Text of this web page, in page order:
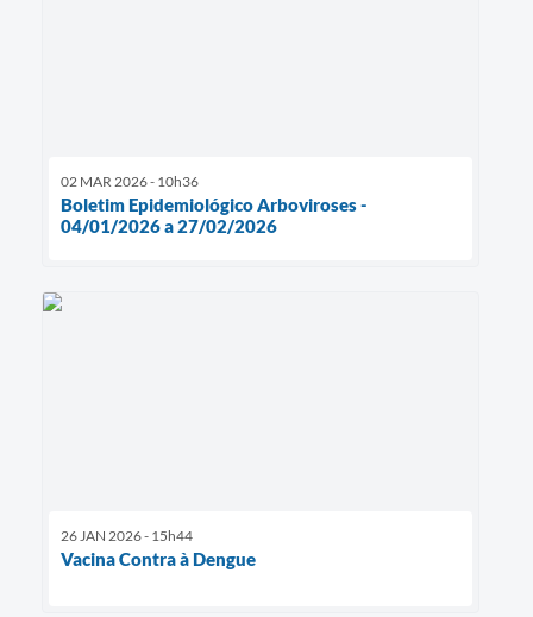
02 MAR 2026 - 10h36
Boletim Epidemiológico Arboviroses -
04/01/2026 a 27/02/2026
26 JAN 2026 - 15h44
Vacina Contra à Dengue